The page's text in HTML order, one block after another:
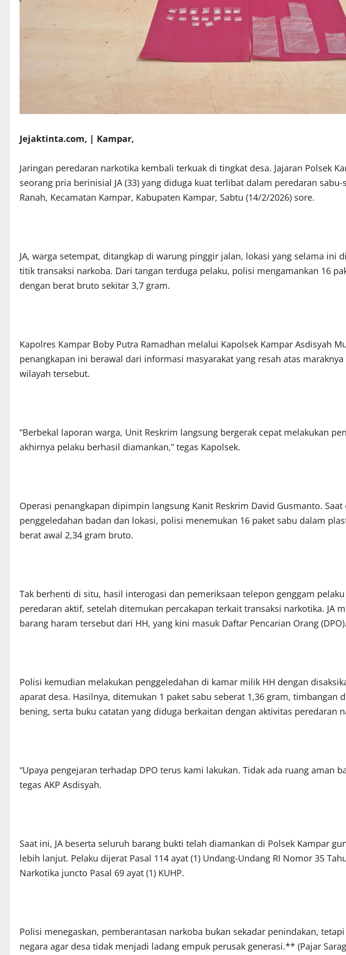
Jejaktinta.com, | Kampar,
Jaringan peredaran narkotika kembali terkuak di tingkat desa. Jajaran Polsek
seorang pria berinisial JA (33) yang diduga kuat terlibat dalam peredaran sabu-
Ranah, Kecamatan Kampar, Kabupaten Kampar, Sabtu (14/2/2026) sore.
JA, warga setempat, ditangkap di warung pinggir jalan, lokasi yang selama ini
titik transaksi narkoba. Dari tangan terduga pelaku, polisi mengamankan 16
dengan berat bruto sekitar 3,7 gram.
Kapolres Kampar Boby Putra Ramadhan melalui Kapolsek Kampar Asdisyah
penangkapan ini berawal dari informasi masyarakat yang resah atas
wilayah tersebut.
“Berbekal laporan warga, Unit Reskrim langsung bergerak cepat melakukan
akhirnya pelaku berhasil diamankan,” tegas Kapolsek.
Operasi penangkapan dipimpin langsung Kanit Reskrim David Gusmanto. Saat
penggeledahan badan dan lokasi, polisi menemukan 16 paket sabu dalam
berat awal 2,34 gram bruto.
Tak berhenti di situ, hasil interogasi dan pemeriksaan telepon genggam
peredaran aktif, setelah ditemukan percakapan terkait transaksi narkotika. JA
barang haram tersebut dari HH, yang kini masuk Daftar Pencarian Orang (DPO).
Polisi kemudian melakukan penggeledahan di kamar milik HH dengan
aparat desa. Hasilnya, ditemukan 1 paket sabu seberat 1,36 gram, timbangan
bening, serta buku catatan yang diduga berkaitan dengan aktivitas peredaran
“Upaya pengejaran terhadap DPO terus kami lakukan. Tidak ada ruang aman
tegas AKP Asdisyah.
Saat ini, JA beserta seluruh barang bukti telah diamankan di Polsek Kampar
lebih lanjut. Pelaku dijerat Pasal 114 ayat (1) Undang-Undang RI Nomor 35
Narkotika juncto Pasal 69 ayat (1) KUHP.
Polisi menegaskan, pemberantasan narkoba bukan sekadar penindakan,
negara agar desa tidak menjadi ladang empuk perusak generasi.** (Pajar